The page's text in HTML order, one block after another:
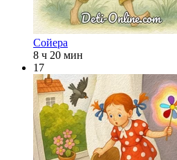
Сойера
8 ч 20 мин
17